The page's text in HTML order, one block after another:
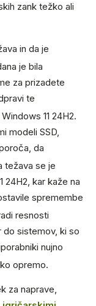
zank težko ali
in da je
je bila
za prizadete
te
11 24H2.
modeli SSD,
da
težava se je
24H2, kar kaže na
spremembe
resnosti
do sistemov, ki so
nujno
opremo.
za naprave,